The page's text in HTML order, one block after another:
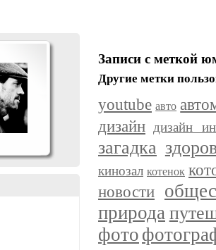
Записи с меткой
Другие метки
youtube авто
дизайн дизайн
загадка
кинозал котенок
новости
природа
фото